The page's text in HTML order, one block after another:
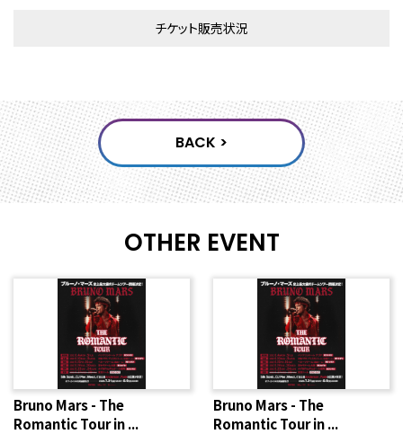
チケット販売状況
OTHER EVENT
Bruno Mars - The
Romantic Tour in ...
Bruno Mars - The
Romantic Tour in ...